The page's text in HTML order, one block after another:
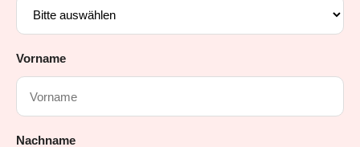
Vorname
Nachname